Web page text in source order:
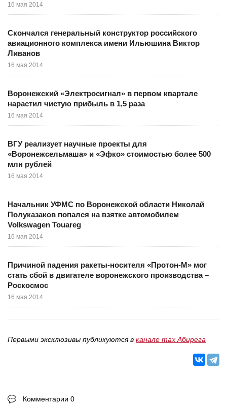
16 мая 2014
Скончался генеральный конструктор российского
авиационного комплекса имени Ильюшина Виктор
Ливанов
16 мая 2014
Воронежский «Электросигнал» в первом квартале
нарастил чистую прибыль в 1,5 раза
16 мая 2014
ВГУ реализует научные проекты для
«Воронежсельмаша» и «Эфко» стоимостью более 500
млн рублей
16 мая 2014
Начальник УФМС по Воронежской области Николай
Полуказаков попался на взятке автомобилем
Volkswagen Touareg
16 мая 2014
Причиной падения ракеты-носителя «Протон-М» мог
стать сбой в двигателе воронежского производства –
Роскосмос
16 мая 2014
Первыми эксклюзивы публикуются в канале max Абирега
Комментарии 0